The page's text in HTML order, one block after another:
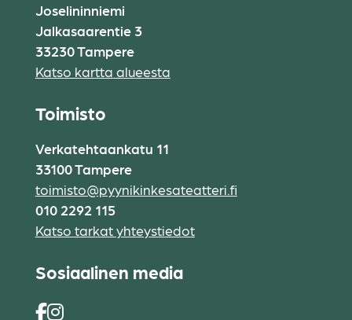
Joselininniemi
Jalkasaarentie 3
33230 Tampere
Katso kartta alueesta
Toimisto
Verkatehtaankatu 11
33100 Tampere
toimisto@pyynikinkesateatteri.fi
010 2292 115
Katso tarkat yhteystiedot
Sosiaalinen media